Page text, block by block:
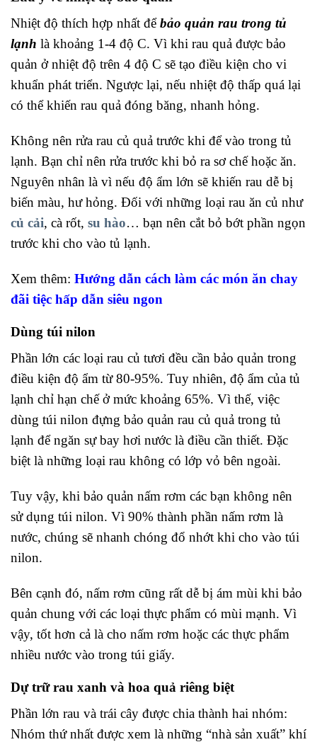
Nhiệt độ thích hợp nhất đểbảo quản rau trong tủ
lạnh là khoảng 1-4 độ C. Vì khi rau quả được bảo
quản ở nhiệt độ trên 4 độ C sẽ tạo điều kiện cho vi
khuẩn phát triển. Ngược lại, nếu nhiệt độ thấp quá lại
có thể khiến rau quả đóng băng, nhanh hỏng.
Không nên rửa rau củ quả trước khi để vào trong tủ
lạnh. Bạn chỉ nên rửa trước khi bỏ ra sơ chế hoặc ăn.
Nguyên nhân là vì nếu độ ẩm lớn sẽ khiến rau dễ bị
biến màu, hư hỏng. Đối với những loại rau ăn củ như
củ cải, cà rốt, su hào… bạn nên cắt bỏ bớt phần ngọn
trước khi cho vào tủ lạnh.
Xem thêm: Hướng dẫn cách làm các món ăn chay
đãi tiệc hấp dẫn siêu ngon
Dùng túi nilon
Phần lớn các loại rau củ tươi đều cần bảo quản trong
điều kiện độ ẩm từ 80-95%. Tuy nhiên, độ ẩm của tủ
lạnh chỉ hạn chế ở mức khoảng 65%. Vì thế, việc
dùng túi nilon đựng bảo quản rau củ quả trong tủ
lạnh để ngăn sự bay hơi nước là điều cần thiết. Đặc
biệt là những loại rau không có lớp vỏ bên ngoài.
Tuy vậy, khi bảo quản nấm rơm các bạn không nên
sử dụng túi nilon. Vì 90% thành phần nấm rơm là
nước, chúng sẽ nhanh chóng đổ nhớt khi cho vào túi
nilon.
Bên cạnh đó, nấm rơm cũng rất dễ bị ám mùi khi bảo
quản chung với các loại thực phẩm có mùi mạnh. Vì
vậy, tốt hơn cả là cho nấm rơm hoặc các thực phẩm
nhiều nước vào trong túi giấy.
Dự trữ rau xanh và hoa quả riêng biệt
Phần lớn rau và trái cây được chia thành hai nhóm:
Nhóm thứ nhất được xem là những “nhà sản xuất” khí